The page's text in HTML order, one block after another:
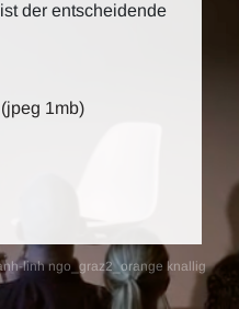
linh ngo_graz2_orange knallig
der entscheidende
1mb)